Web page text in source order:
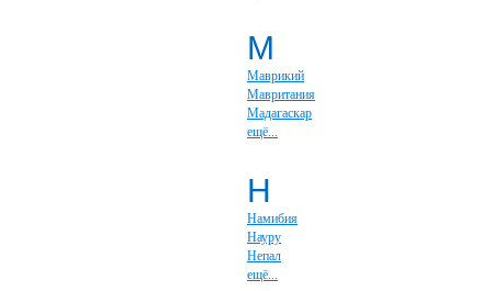
М
Маврикий
Мавритания
Мадагаскар
ещё...
Н
Намибия
Науру
Непал
ещё...